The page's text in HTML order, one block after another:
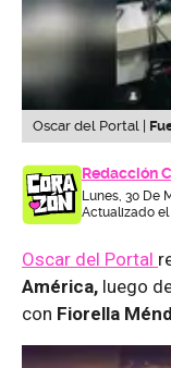
Oscar del Portal |
Redacción
Lunes, 30 De
Actualizado el
Oscar del Portal
América, luego
con Fiorella